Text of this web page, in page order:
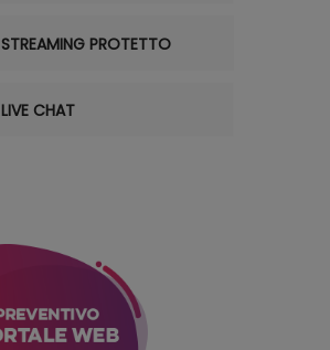
STREAMING PROTETTO
LIVE CHAT